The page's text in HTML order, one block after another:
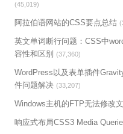
(45,019)
阿拉伯语网站的CSS要点总结
英文单词断行问题：CSS中
容性和区别
(37,360)
WordPress以及表单插件
件问题解决 (33,207)
Windows主机的FTP无法修改
响应式布局CSS3 Media